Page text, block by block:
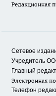
Редакционная
Сетевое
Учредитель
Главный
Электронная
Телефон